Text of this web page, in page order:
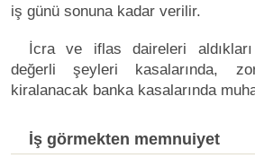
iş günü sonuna kadar verilir.
İcra ve iflas daireleri
değerli şeyleri kasalarında,
kiralanacak banka kasalarında
İş görmekten memnuiyet